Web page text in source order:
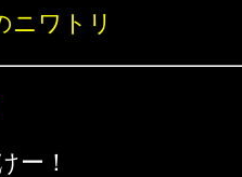
ニワトリ
ー！